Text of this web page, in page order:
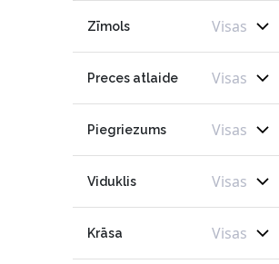
Zīmols Visas
Preces atlaide Visas
Piegriezums Visas
Viduklis Visas
Krāsa Visas